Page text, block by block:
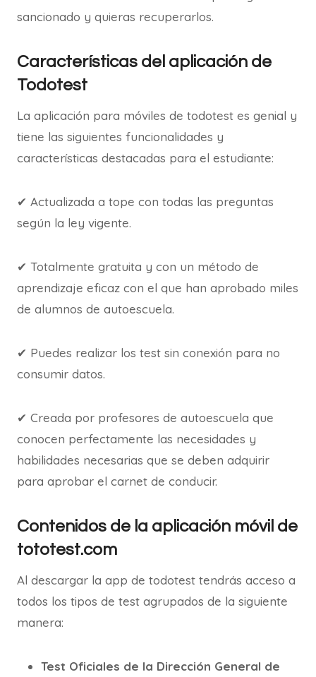
sancionado y quieras recuperarlos.
Características del aplicación de
Todotest
La aplicación para móviles de todotest es genial y
tiene las siguientes funcionalidades y
características destacadas para el estudiante:
✔ Actualizada a tope con todas las preguntas
según la ley vigente.
✔ Totalmente gratuita y con un método de
aprendizaje eficaz con el que han aprobado miles
de alumnos de autoescuela.
✔ Puedes realizar los test sin conexión para no
consumir datos.
✔ Creada por profesores de autoescuela que
conocen perfectamente las necesidades y
habilidades necesarias que se deben adquirir
para aprobar el carnet de conducir.
Contenidos de la aplicación móvil de
tototest.com
Al descargar la app de todotest tendrás acceso a
todos los tipos de test agrupados de la siguiente
manera:
Test Oficiales de la Dirección General de